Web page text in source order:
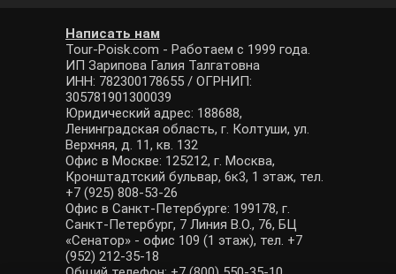
Написать нам
Tour-Poisk.com - Работаем с 1999 года.
ИП Зарипова Галия Талгатовна
ИНН: 782300178655 / ОГРНИП:
305781901300039
Юридический адрес: 188688,
Ленинградская область, г. Колтуши, ул.
Верхняя, д. 11, кв. 132
Офис в Москве: 125212, г. Москва,
Кронштадтский бульвар, 6к3, 1 этаж, тел.
+7 (925) 808-53-26
Офис в Санкт-Петербурге: 199178, г.
Санкт-Петербург, 7 Линия В.О., 76, БЦ
«Сенатор» - офис 109 (1 этаж), тел. +7
(952) 212-35-18